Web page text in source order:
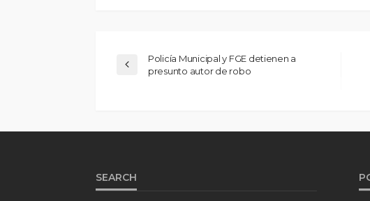
Policía Municipal y FGE detienen a
presunto autor de robo
SEARCH